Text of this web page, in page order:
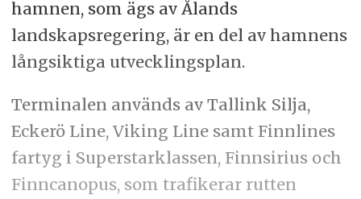
hamnen, som ägs av Ålands
landskapsregering, är en del av hamnens
långsiktiga utvecklingsplan.
Terminalen används av Tallink Silja,
Eckerö Line, Viking Line samt Finnlines
fartyg i Superstarklassen, Finnsirius och
Finncanopus, som trafikerar rutten